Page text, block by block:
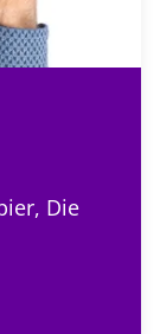
Die